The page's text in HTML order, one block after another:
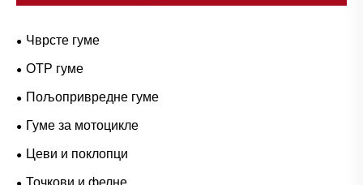
Чврсте гуме
ОТР гуме
Пољопривредне гуме
Гуме за мотоцикле
Цеви и поклопци
Точкови и фелне